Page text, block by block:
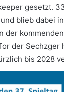
gesetzt.
blieb dabei
der
der Sechzger
bis 2028